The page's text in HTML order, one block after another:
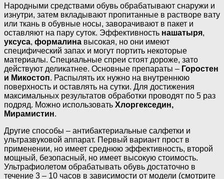
Народными средствами обувь обрабатывают снаружи и
изнутри, затем вкладывают пропитанные в растворе вату
или ткань в обувные носы, заворачивают в пакет и
оставляют на пару суток. Эффективность нашатыря,
уксуса, формалина высокая, но они имеют
специфический запах и могут портить некоторые
материалы. Специальные спреи стоят дороже, зато
действуют деликатнее. Основные препараты – Горостен
и Микостоп. Распылять их нужно на внутреннюю
поверхность и оставлять на сутки. Для достижения
максимальных результатов обработки проводят по 5 раз
подряд. Можно использовать Хлоргекседин,
Мирамистин.
Другие способы – антибактериальные салфетки и
ультразвуковой аппарат. Первый вариант прост в
применении, но имеет среднюю эффективность, второй
мощный, безопасный, но имеет высокую стоимость.
Ультрафиолетом обрабатывать обувь достаточно в
течение 3 – 10 часов в зависимости от модели (смотрите